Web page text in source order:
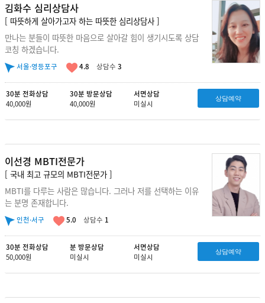
김화수 심리상담사
[ 따뜻하게 살아가고자 하는 따뜻한 심리상담사 ]
만나는 분들이 따뜻한 마음으로 살아갈 힘이 생기시도록 상담
코칭 하겠습니다.
서울·영등포구 4.8 상담수 3
30분 전화상담
40,000원
30분 방문상담
40,000원
서면상담
미실시
상담예약
이선경 MBTI전문가
[ 국내 최고 규모의 MBTI전문가 ]
MBTI를 다루는 사람은 많습니다. 그러나 저를 선택하는 이유
는 분명 존재합니다.
인천·서구 5.0 상담수 1
30분 전화상담
50,000원
분 방문상담
미실시
서면상담
미실시
상담예약